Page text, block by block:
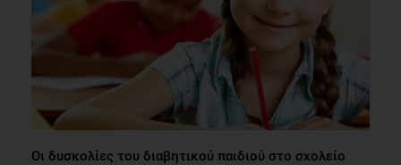
Οι δυσκολίες του διαβητικού παιδιού στο σχολείο